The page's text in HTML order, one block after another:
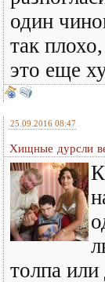
один
так
это еще
25.09.2016 08:47
Хищные дурсли
толпа